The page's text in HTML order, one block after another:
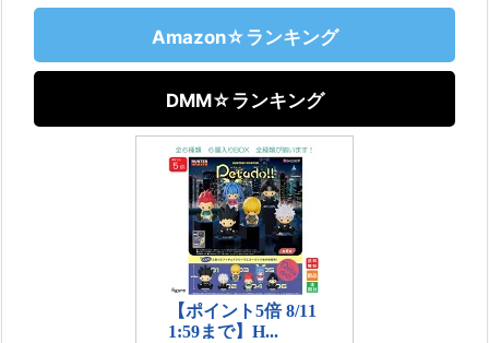
Amazon☆ランキング
DMM☆ランキング